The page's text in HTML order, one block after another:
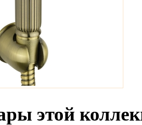
этой